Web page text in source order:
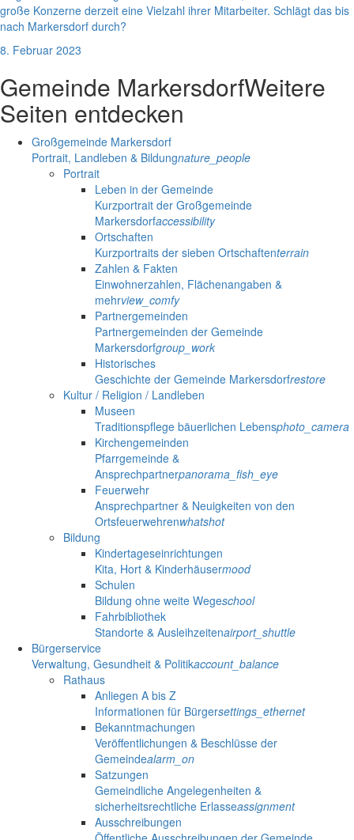
große Konzerne derzeit eine Vielzahl ihrer Mitarbeiter. Schlägt das bis
nach Markersdorf durch?
8. Februar 2023
Gemeinde MarkersdorfWeitere
Seiten entdecken
Großgemeinde Markersdorf
Portrait, Landleben & Bildungnature_people
Portrait
Leben in der Gemeinde
Kurzportrait der Großgemeinde
Markersdorfaccessibility
Ortschaften
Kurzportraits der sieben Ortschaftenterrain
Zahlen & Fakten
Einwohnerzahlen, Flächenangaben &
mehrview_comfy
Partnergemeinden
Partnergemeinden der Gemeinde
Markersdorfgroup_work
Historisches
Geschichte der Gemeinde Markersdorfrestore
Kultur / Religion / Landleben
Museen
Traditionspflege bäuerlichen Lebensphoto_camera
Kirchengemeinden
Pfarrgemeinde &
Ansprechpartnerpanorama_fish_eye
Feuerwehr
Ansprechpartner & Neuigkeiten von den
Ortsfeuerwehrenwhatshot
Bildung
Kindertageseinrichtungen
Kita, Hort & Kinderhäusermood
Schulen
Bildung ohne weite Wegeschool
Fahrbibliothek
Standorte & Ausleihzeitenairport_shuttle
Bürgerservice
Verwaltung, Gesundheit & Politikaccount_balance
Rathaus
Anliegen A bis Z
Informationen für Bürgersettings_ethernet
Bekanntmachungen
Veröffentlichungen & Beschlüsse der
Gemeindealarm_on
Satzungen
Gemeindliche Angelegenheiten &
sicherheitsrechtliche Erlasseassignment
Ausschreibungen